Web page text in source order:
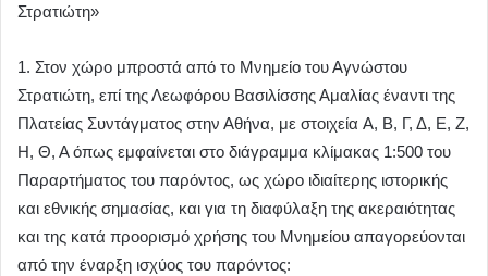
Στρατιώτη»
1. Στον χώρο μπροστά από το Μνημείο του Αγνώστου
Στρατιώτη, επί της Λεωφόρου Βασιλίσσης Αμαλίας έναντι της
Πλατείας Συντάγματος στην Αθήνα, με στοιχεία A, Β, Γ, Δ, Ε, Ζ,
Η, Θ, Α όπως εμφαίνεται στο διάγραμμα κλίμακας 1:500 του
Παραρτήματος του παρόντος, ως χώρο ιδιαίτερης ιστορικής
και εθνικής σημασίας, και για τη διαφύλαξη της ακεραιότητας
και της κατά προορισμό χρήσης του Μνημείου απαγορεύονται
από την έναρξη ισχύος του παρόντος: